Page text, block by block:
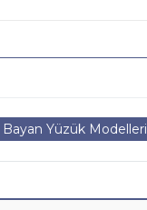
Yüzük Modelleri